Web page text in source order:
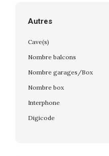
Autres
Cave(s)
Nombre balcons
Nombre garages/Box
Nombre box
Interphone
Digicode